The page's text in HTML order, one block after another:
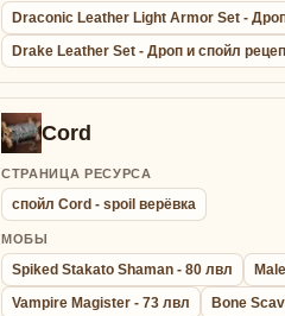
Draconic Leather Light Armor Set -
Drake Leather Set - Дроп и спойл
Cord
СТРАНИЦА РЕСУРСА
спойл Cord - spoil верёвка
МОБЫ
Spiked Stakato Shaman - 80 лвл
Vampire Magister - 73 лвл
Bone